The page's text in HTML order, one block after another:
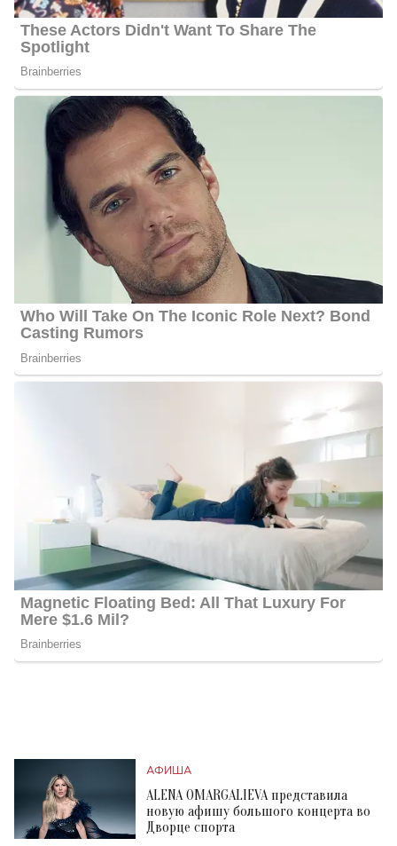
АФИША
ALENA OMARGALIEVA представила
новую афишу большого концерта во
Дворце спорта